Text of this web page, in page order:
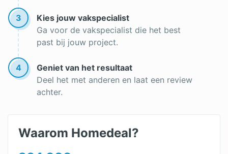
3
Kies jouw vakspecialist
Ga voor de vakspecialist die het best
past bij jouw project.
4
Geniet van het resultaat
Deel het met anderen en laat een review
achter.
Waarom Homedeal?